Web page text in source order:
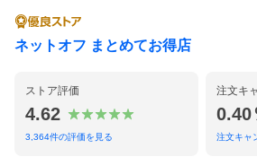
ネットオフ まとめてお得店
ストア評価
4.62
3,364件の評価を見る
注文キ
0.40
注文キャ